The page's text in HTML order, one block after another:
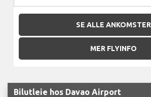
SE ALLE ANKOMSTER
MER FLYINFO
Bilutleie hos Davao Airport